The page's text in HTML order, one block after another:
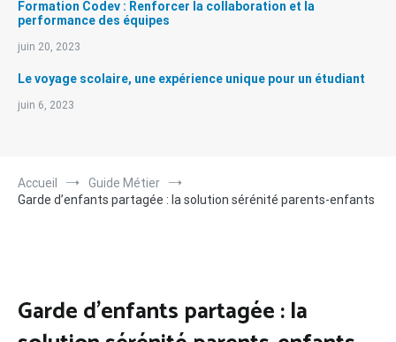
Formation Codev : Renforcer la collaboration et la
performance des équipes
juin 20, 2023
Le voyage scolaire, une expérience unique pour un étudiant
juin 6, 2023
Accueil
Guide Métier
Garde d’enfants partagée : la solution sérénité parents-enfants
Garde d’enfants partagée : la